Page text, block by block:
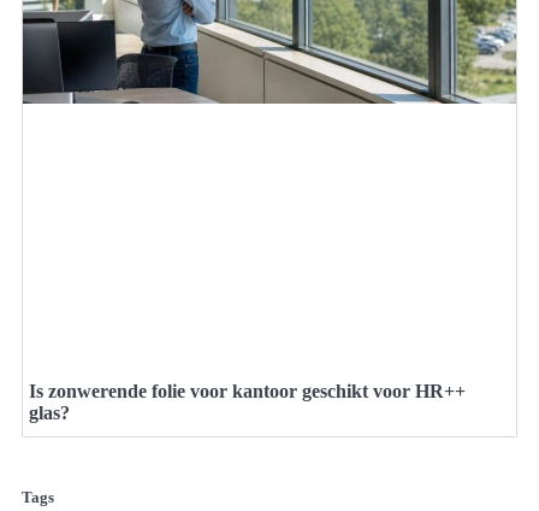
Is zonwerende folie voor kantoor geschikt voor HR++
glas?
Tags